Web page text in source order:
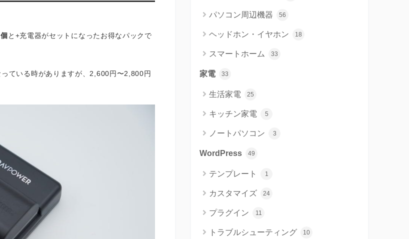
と+充電器がセットになったお得なパックで
ている時がありますが、2,600円〜2,800円
パソコン周辺機器 56
ヘッドホン・イヤホン 18
スマートホーム 33
家電 33
生活家電 25
キッチン家電 5
ノートパソコン 3
WordPress 49
テンプレート 1
カスタマイズ 24
プラグイン 11
トラブルシューティング 10